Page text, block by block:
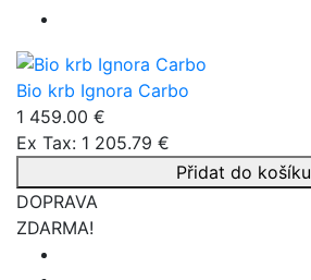
Bio krb Ignora Carbo
1 459.00 €
Ex Tax: 1 205.79 €
Přidat do košíku
DOPRAVA
ZDARMA!